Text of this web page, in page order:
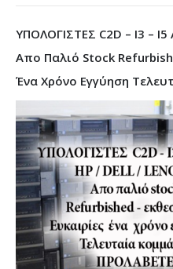
ΥΠΟΛΟΓΙΣΤΕΣ C2D – I3 – I5
Απο Παλιό Stock
Ένα Χρόνο Εγγύηση